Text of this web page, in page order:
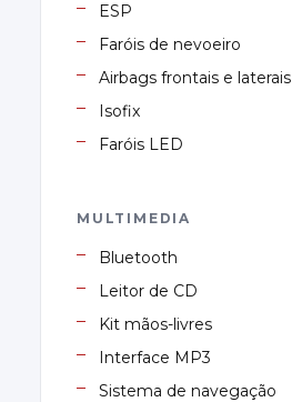
ESP
Faróis de nevoeiro
Airbags frontais e laterais
Isofix
Faróis LED
MULTIMEDIA
Bluetooth
Leitor de CD
Kit mãos-livres
Interface MP3
Sistema de navegação